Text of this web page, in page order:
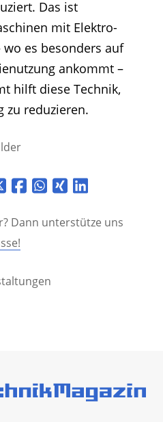
Das ist
mit Elektro-
es besonders auf
ankommt –
hilft diese Technik,
zu reduzieren.
Dann unterstütze uns